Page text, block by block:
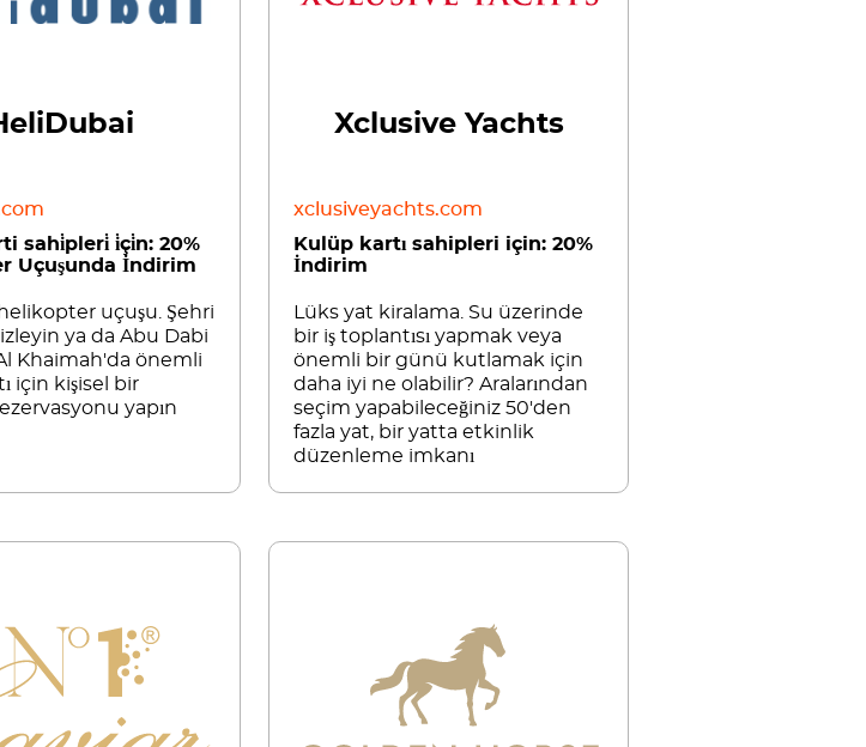
sahi̇pleri̇ i̇çi̇n: 20%
Uçuşunda İndirim
uçuşu. Şehri
izleyin ya da Abu Dabi
Khaimah'da önemli
için kişisel bir
yapın
Xclusive Yachts
xclusiveyachts.com
Kulüp kartı sahipleri için: 20%
İndirim
Lüks yat kiralama. Su üzerinde
bir iş toplantısı yapmak veya
önemli bir günü kutlamak için
daha iyi ne olabilir? Aralarından
seçim yapabileceğiniz 50'den
fazla yat, bir yatta etkinlik
düzenleme imkanı